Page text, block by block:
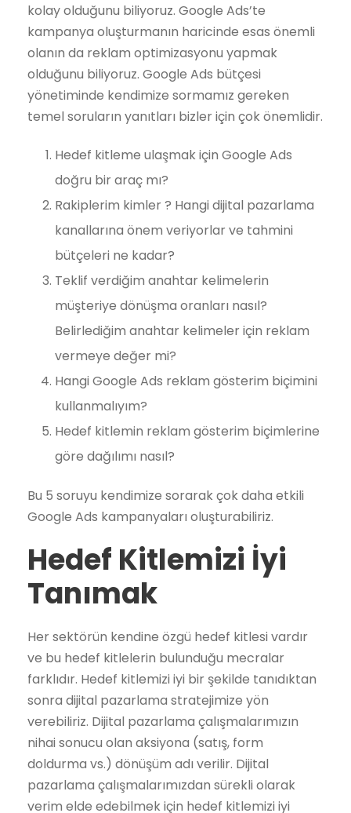
kolay olduğunu biliyoruz. Google Ads’te
kampanya oluşturmanın haricinde esas önemli
olanın da reklam optimizasyonu yapmak
olduğunu biliyoruz. Google Ads bütçesi
yönetiminde kendimize sormamız gereken
temel soruların yanıtları bizler için çok önemlidir.
Hedef kitleme ulaşmak için Google Ads
doğru bir araç mı?
Rakiplerim kimler ? Hangi dijital pazarlama
kanallarına önem veriyorlar ve tahmini
bütçeleri ne kadar?
Teklif verdiğim anahtar kelimelerin
müşteriye dönüşma oranları nasıl?
Belirlediğim anahtar kelimeler için reklam
vermeye değer mi?
Hangi Google Ads reklam gösterim biçimini
kullanmalıyım?
Hedef kitlemin reklam gösterim biçimlerine
göre dağılımı nasıl?
Bu 5 soruyu kendimize sorarak çok daha etkili
Google Ads kampanyaları oluşturabiliriz.
Hedef Kitlemizi İyi
Tanımak
Her sektörün kendine özgü hedef kitlesi vardır
ve bu hedef kitlelerin bulunduğu mecralar
farklıdır. Hedef kitlemizi iyi bir şekilde tanıdıktan
sonra dijital pazarlama stratejimize yön
verebiliriz. Dijital pazarlama çalışmalarımızın
nihai sonucu olan aksiyona (satış, form
doldurma vs.) dönüşüm adı verilir. Dijital
pazarlama çalışmalarımızdan sürekli olarak
verim elde edebilmek için hedef kitlemizi iyi